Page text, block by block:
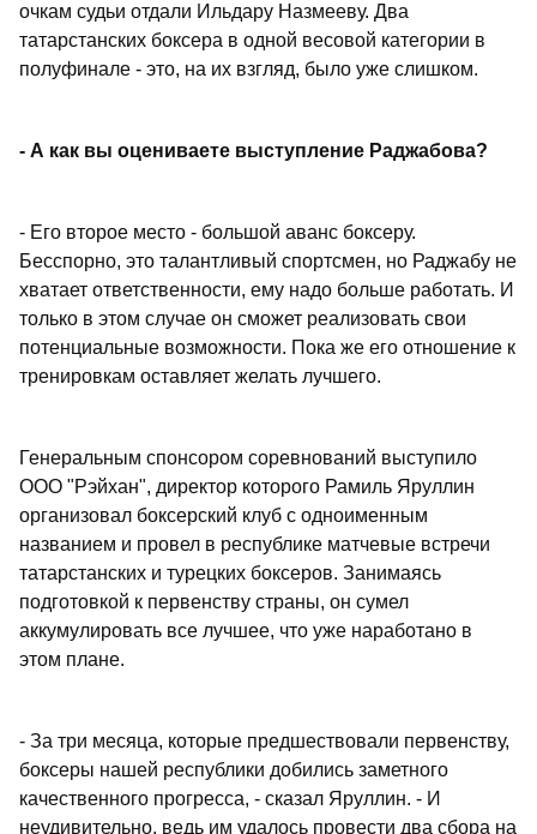
очкам судьи отдали Ильдару Назмееву. Два
татарстанских боксера в одной весовой категории в
полуфинале - это, на их взгляд, было уже слишком.
- А как вы оцениваете выступление Раджабова?
- Его второе место - большой аванс боксеру.
Бесспорно, это талантливый спортсмен, но Раджабу не
хватает ответственности, ему надо больше работать. И
только в этом случае он сможет реализовать свои
потенциальные возможности. Пока же его отношение к
тренировкам оставляет желать лучшего.
Генеральным спонсором соревнований выступило
ООО "Рэйхан", директор которого Рамиль Яруллин
организовал боксерский клуб с одноименным
названием и провел в республике матчевые встречи
татарстанских и турецких боксеров. Занимаясь
подготовкой к первенству страны, он сумел
аккумулировать все лучшее, что уже наработано в
этом плане.
- За три месяца, которые предшествовали первенству,
боксеры нашей республики добились заметного
качественного прогресса, - сказал Яруллин. - И
неудивительно, ведь им удалось провести два сбора на